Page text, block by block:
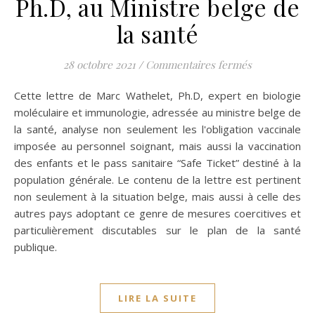
Ph.D, au Ministre belge de
la santé
28 octobre 2021 / Commentaires ferméssur Lettre de
Cette lettre de Marc Wathelet, Ph.D, expert en biologie
moléculaire et immunologie, adressée au ministre belge de
la santé, analyse non seulement les l'obligation vaccinale
imposée au personnel soignant, mais aussi la vaccination
des enfants et le pass sanitaire “Safe Ticket” destiné à la
population générale. Le contenu de la lettre est pertinent
non seulement à la situation belge, mais aussi à celle des
autres pays adoptant ce genre de mesures coercitives et
particulièrement discutables sur le plan de la santé
publique.
LIRE LA SUITE